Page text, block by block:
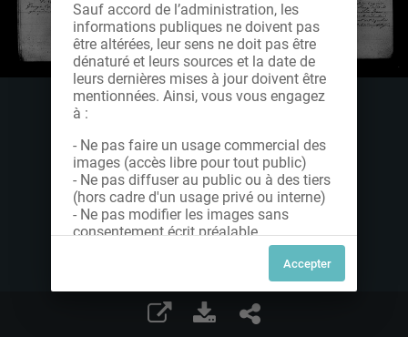
Sauf accord de l’administration, les
informations publiques ne doivent pas
être altérées, leur sens ne doit pas être
dénaturé et leurs sources et la date de
leurs dernières mises à jour doivent être
mentionnées. Ainsi, vous vous engagez
à :
- Ne pas faire un usage commercial des
images (accès libre pour tout public)
- Ne pas diffuser au public ou à des tiers
(hors cadre d'un usage privé ou interne)
- Ne pas modifier les images sans
consentement écrit préalable
Dans le cas contraire, nous vous invitons
à nous contacter afin de solliciter le type
de Licence souhaitée parmi celles
proposées et le cas échéant, acquitter